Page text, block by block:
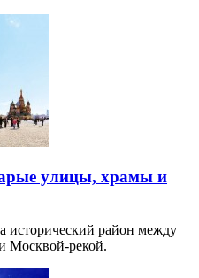
улицы, храмы и
исторический район между
Москвой-рекой.